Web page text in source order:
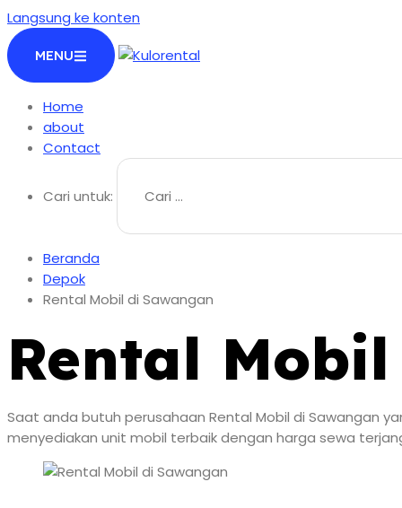
Langsung ke konten
MENU
Home
about
Contact
Cari untuk:
Beranda
Depok
Rental Mobil di Sawangan
Rental
Saat anda butuh perusahaan Rental Mobil di Sawangan
menyediakan unit mobil terbaik dengan harga sewa